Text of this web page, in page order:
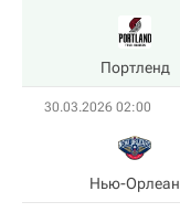
Портленд
30.03.2026 02:00
Нью-Орлеан